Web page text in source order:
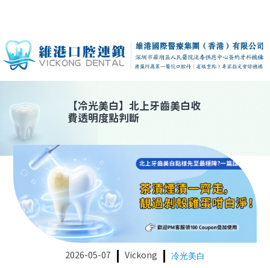
【冷光美白】 北上牙齒美白收
費透明度點判斷
2026-05-07 Vickong 冷光美白